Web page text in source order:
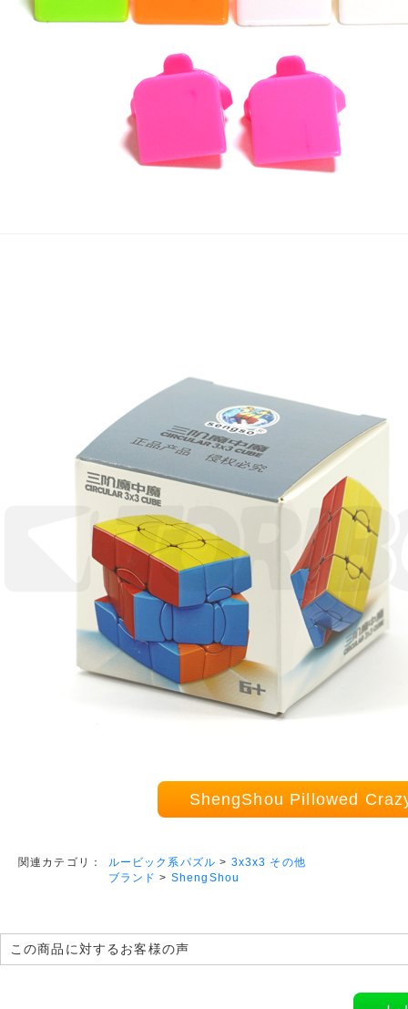
ShengShou Pillowed
関連カテゴリ： ルービック系パズル > 3x3x3 その他
ブランド > ShengShou
この商品に対するお客様の声